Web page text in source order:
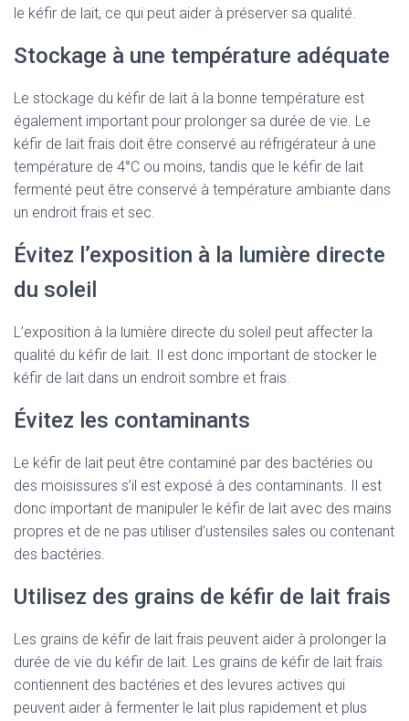
le kéfir de lait, ce qui peut aider à préserver sa qualité.
Stockage à une température adéquate
Le stockage du kéfir de lait à la bonne température est
également important pour prolonger sa durée de vie. Le
kéfir de lait frais doit être conservé au réfrigérateur à une
température de 4°C ou moins, tandis que le kéfir de lait
fermenté peut être conservé à température ambiante dans
un endroit frais et sec.
Évitez l’exposition à la lumière directe
du soleil
L’exposition à la lumière directe du soleil peut affecter la
qualité du kéfir de lait. Il est donc important de stocker le
kéfir de lait dans un endroit sombre et frais.
Évitez les contaminants
Le kéfir de lait peut être contaminé par des bactéries ou
des moisissures s’il est exposé à des contaminants. Il est
donc important de manipuler le kéfir de lait avec des mains
propres et de ne pas utiliser d’ustensiles sales ou contenant
des bactéries.
Utilisez des grains de kéfir de lait frais
Les grains de kéfir de lait frais peuvent aider à prolonger la
durée de vie du kéfir de lait. Les grains de kéfir de lait frais
contiennent des bactéries et des levures actives qui
peuvent aider à fermenter le lait plus rapidement et plus